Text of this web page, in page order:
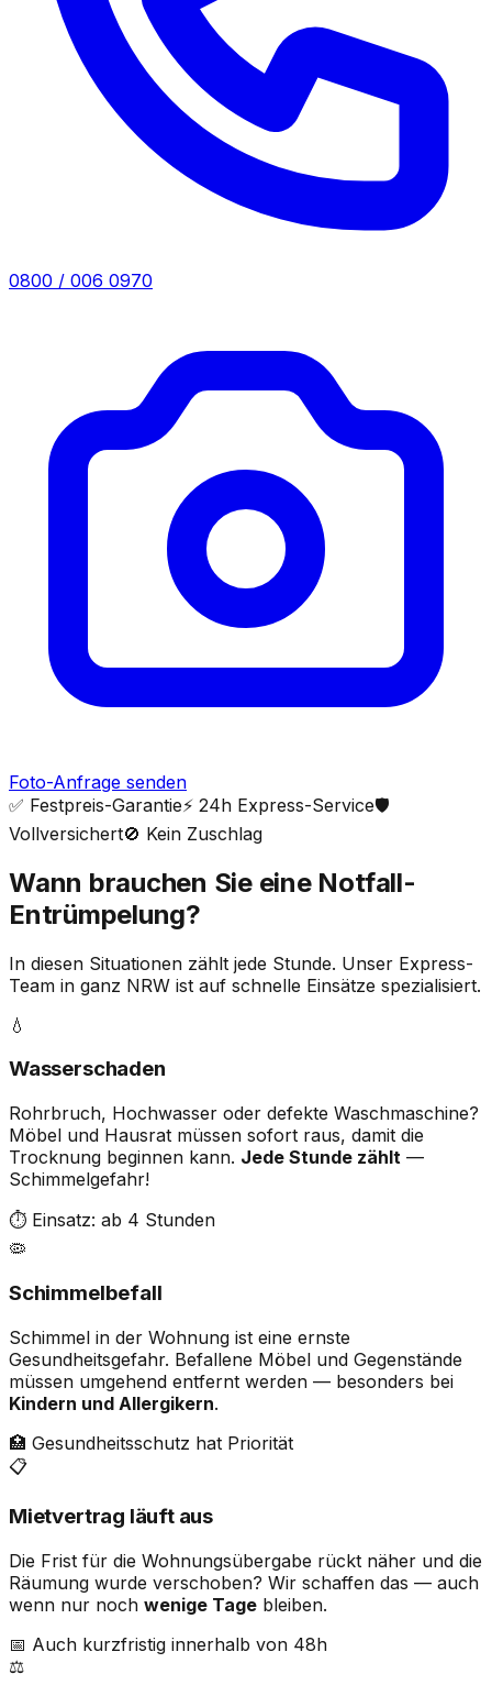
0800 / 006 0970
Foto-Anfrage senden
✅ Festpreis-Garantie⚡ 24h Express-Service🛡️
Vollversichert🚫 Kein Zuschlag
Wann brauchen Sie eine Notfall-
Entrümpelung?
In diesen Situationen zählt jede Stunde. Unser Express-
Team in ganz NRW ist auf schnelle Einsätze spezialisiert.
💧
Wasserschaden
Rohrbruch, Hochwasser oder defekte Waschmaschine?
Möbel und Hausrat müssen sofort raus, damit die
Trocknung beginnen kann. Jede Stunde zählt —
Schimmelgefahr!
⏱ Einsatz: ab 4 Stunden
🦠
Schimmelbefall
Schimmel in der Wohnung ist eine ernste
Gesundheitsgefahr. Befallene Möbel und Gegenstände
müssen umgehend entfernt werden — besonders bei
Kindern und Allergikern.
🏥 Gesundheitsschutz hat Priorität
📋
Mietvertrag läuft aus
Die Frist für die Wohnungsübergabe rückt näher und die
Räumung wurde verschoben? Wir schaffen das — auch
wenn nur noch wenige Tage bleiben.
📅 Auch kurzfristig innerhalb von 48h
⚖️